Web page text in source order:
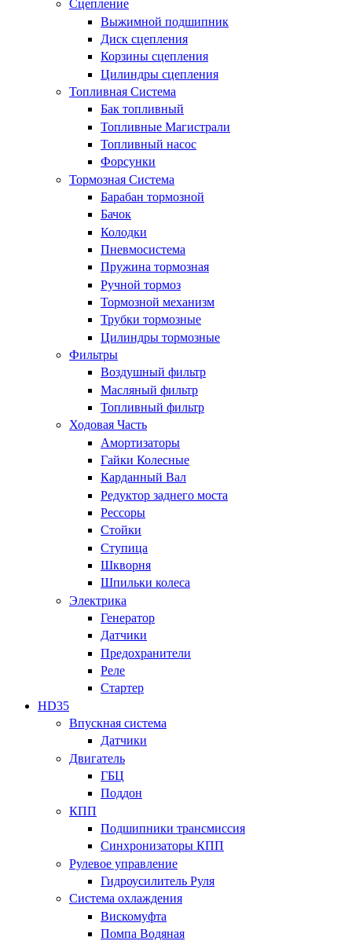
Сцепление
Выжимной подшипник
Диск сцепления
Корзины сцепления
Цилиндры сцепления
Топливная Система
Бак топливный
Топливные Магистрали
Топливный насос
Форсунки
Тормозная Система
Барабан тормозной
Бачок
Колодки
Пневмосистема
Пружина тормозная
Ручной тормоз
Тормозной механизм
Трубки тормозные
Цилиндры тормозные
Фильтры
Воздушный фильтр
Масляный фильтр
Топливный фильтр
Ходовая Часть
Амортизаторы
Гайки Колесные
Карданный Вал
Редуктор заднего моста
Рессоры
Стойки
Ступица
Шкворня
Шпильки колеса
Электрика
Генератор
Датчики
Предохранители
Реле
Стартер
HD35
Впускная система
Датчики
Двигатель
ГБЦ
Поддон
КПП
Подшипники трансмиссия
Синхронизаторы КПП
Рулевое управление
Гидроусилитель Руля
Система охлаждения
Вискомуфта
Помпа Водяная